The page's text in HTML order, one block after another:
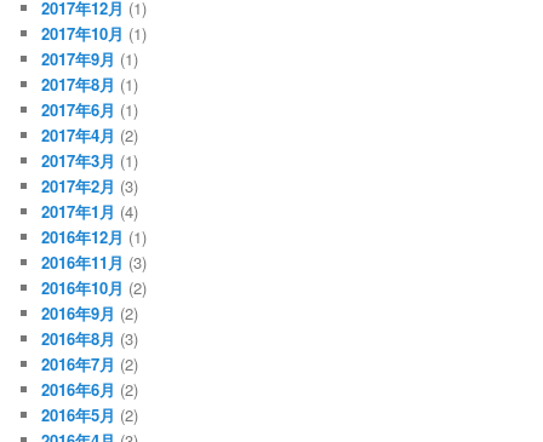
2017年12月 (1)
2017年10月 (1)
2017年9月 (1)
2017年8月 (1)
2017年6月 (1)
2017年4月 (2)
2017年3月 (1)
2017年2月 (3)
2017年1月 (4)
2016年12月 (1)
2016年11月 (3)
2016年10月 (2)
2016年9月 (2)
2016年8月 (3)
2016年7月 (2)
2016年6月 (2)
2016年5月 (2)